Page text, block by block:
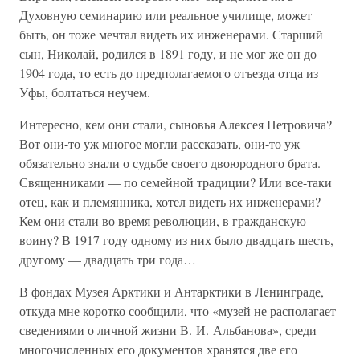
Духовную семинарию или реальное училище, может
быть, он тоже мечтал видеть их инженерами. Старший
сын, Николай, родился в 1891 году, и не мог же он до
1904 года, то есть до предполагаемого отъезда отца из
Уфы, болтаться неучем.
Интересно, кем они стали, сыновья Алексея Петровича?
Вот они-то уж многое могли рассказать, они-то уж
обязательно знали о судьбе своего двоюродного брата.
Священниками — по семейной традиции? Или все-таки
отец, как и племянника, хотел видеть их инженерами?
Кем они стали во время революции, в гражданскую
воину? В 1917 году одному из них было двадцать шесть,
другому — двадцать три года…
В фондах Музея Арктики и Антарктики в Ленинграде,
откуда мне коротко сообщили, что «музей не располагает
сведениями о личной жизни В. И. Альбанова», среди
многочисленных его документов хранятся две его